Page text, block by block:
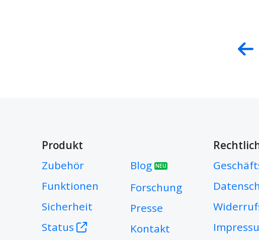
Produkt
Zubehör
Funktionen
Sicherheit
Status
Blog NEU
Forschung
Presse
Kontakt